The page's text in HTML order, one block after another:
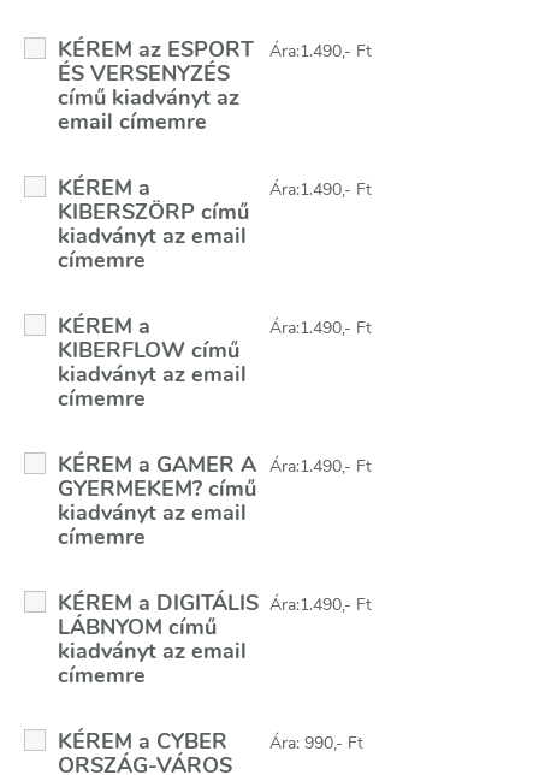
KÉREM az ESPORT
ÉS VERSENYZÉS
című kiadványt az
email címemre
Ára:1.490,- Ft
KÉREM a
KIBERSZÖRP című
kiadványt az email
címemre
Ára:1.490,- Ft
KÉREM a
KIBERFLOW című
kiadványt az email
címemre
Ára:1.490,- Ft
KÉREM a GAMER A
GYERMEKEM? című
kiadványt az email
címemre
Ára:1.490,- Ft
KÉREM a DIGITÁLIS
LÁBNYOM című
kiadványt az email
címemre
Ára:1.490,- Ft
KÉREM a CYBER
ORSZÁG-VÁROS
Ára: 990,- Ft